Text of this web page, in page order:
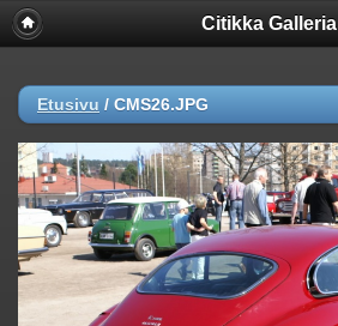
Citikka Galleria
Etusivu / CMS26.JPG